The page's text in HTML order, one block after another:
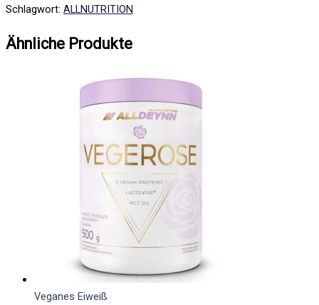
Schlagwort: ALLNUTRITION
Ähnliche Produkte
Veganes Eiweiß